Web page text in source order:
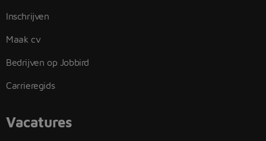
Inschrijven
Maak cv
Bedrijven op Jobbird
Carrieregids
Vacatures